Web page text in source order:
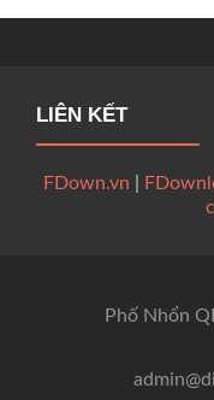
LIÊN KẾT
FDown.vn
Phố Nhổn